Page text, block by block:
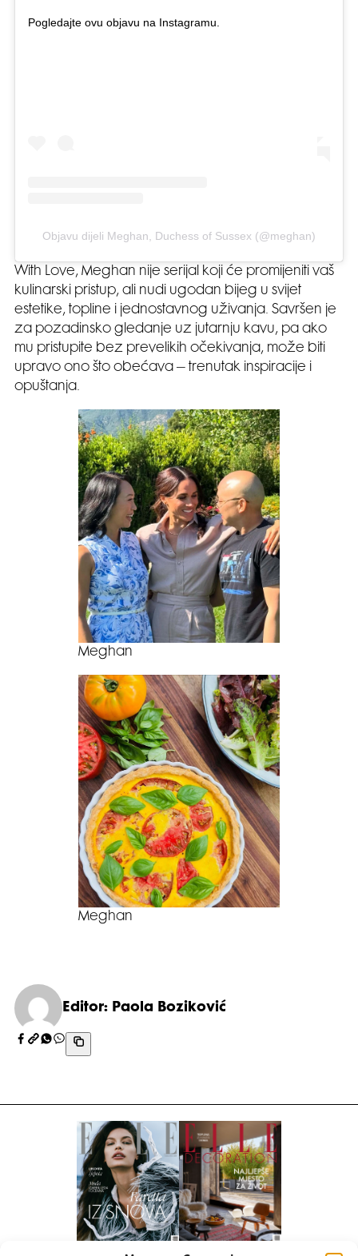
Pogledajte ovu objavu na Instagramu.
Objavu dijeli Meghan, Duchess of Sussex (@meghan)
With Love, Meghan nije serijal koji će promijeniti vaš
kulinarski pristup, ali nudi ugodan bijeg u svijet
estetike, topline i jednostavnog uživanja. Savršen je
za pozadinsko gledanje uz jutarnju kavu, pa ako
mu pristupite bez prevelikih očekivanja, može biti
upravo ono što obećava – trenutak inspiracije i
opuštanja.
Meghan
Meghan
Editor: Paola Boziković